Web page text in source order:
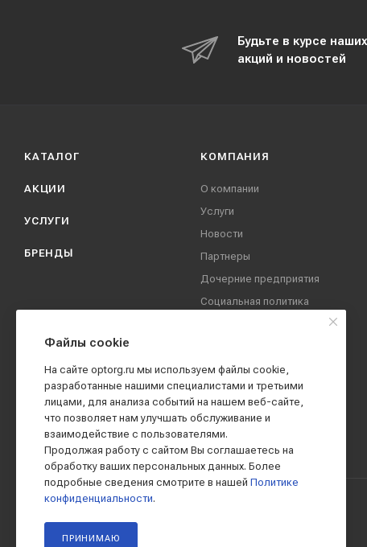
Будьте в курсе наших
акций и новостей
КАТАЛОГ
АКЦИИ
УСЛУГИ
БРЕНДЫ
КОМПАНИЯ
О компании
Услуги
Новости
Партнеры
Дочерние предприятия
Социальная политика
Вакансии
Реквизиты
Контакты
Файлы cookie
На сайте optorg.ru мы используем файлы cookie,
разработанные нашими специалистами и третьими
лицами, для анализа событий на нашем веб-сайте,
что позволяет нам улучшать обслуживание и
взаимодействие с пользователями.
Продолжая работу с сайтом Вы соглашаетесь на
обработку ваших персональных данных. Более
подробные сведения смотрите в нашей Политике
конфиденциальности.
ПРИНИМАЮ